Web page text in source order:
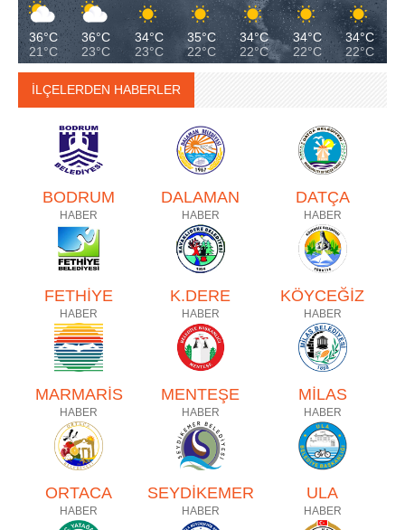
36°C
21°C
36°C
23°C
34°C
23°C
35°C
22°C
34°C
22°C
34°C
22°C
34°C
22°C
İLÇELERDEN HABERLER
BODRUM
HABER
DALAMAN
HABER
DATÇA
HABER
FETHİYE
HABER
K.DERE
HABER
KÖYCEĞİZ
HABER
MARMARİS
HABER
MENTEŞE
HABER
MİLAS
HABER
ORTACA
HABER
SEYDİKEMER
HABER
ULA
HABER